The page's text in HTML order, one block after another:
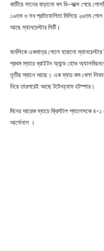
কাটিয়ে সানের বাড়ানো বল ডি-বক্সে পেয়ে
১৬তম ও সব প্রতিযোগিতা মিলিয়ে ২৬তম
আছে ম্যানচেস্টার সিটি।
বার্নলিকে একমাত্র গোলে হারানো
প্রথম ম্যাচে ব্রাইটন অ্যান্ড হোভ
তৃতীয় স্থানে আছে। এক ম্যাচ কম খেলা
নিয়ে তারপরেই আছে টটেনহ্যাম হটস্পার।
দিনের আরেক ম্যাচে ক্রিস্টাল প্যালেসকে ৪-১
আর্সেনাল ।